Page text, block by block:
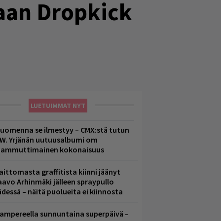
Dropkick
LUETUIMMAT NYT
se ilmestyy – CMX:stä tutun
Yrjänän uutuusalbumi om
kokonaisuus
graffitista kiinni jäänyt
Arhinmäki jälleen spraypullo
– näitä puolueita ei kiinnosta
sunnuntaina superpäivä –